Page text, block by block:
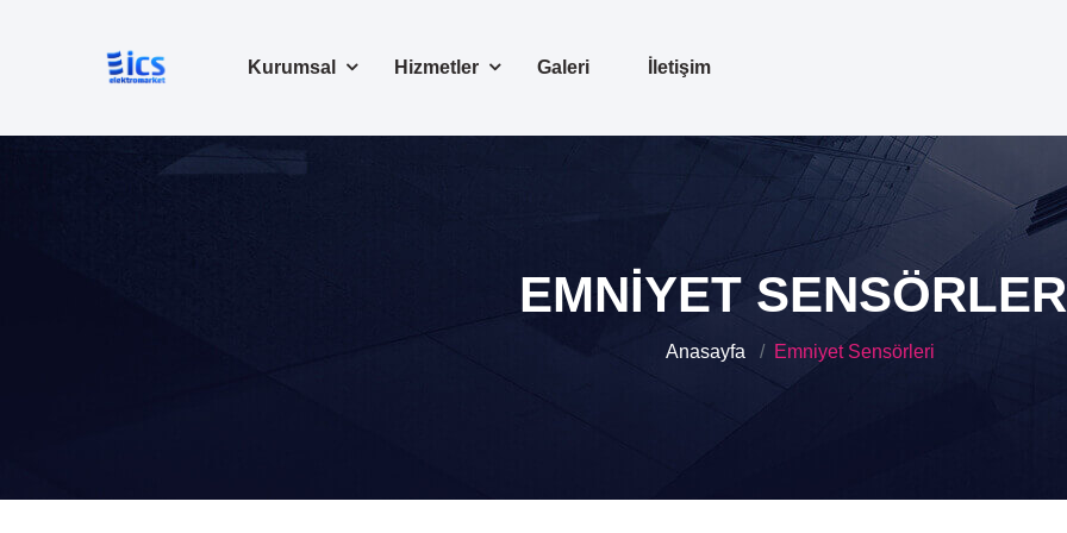
Kurumsal Hizmetler Galeri İletişim
EMNIYET
Anasayfa Emniyet Sensörleri